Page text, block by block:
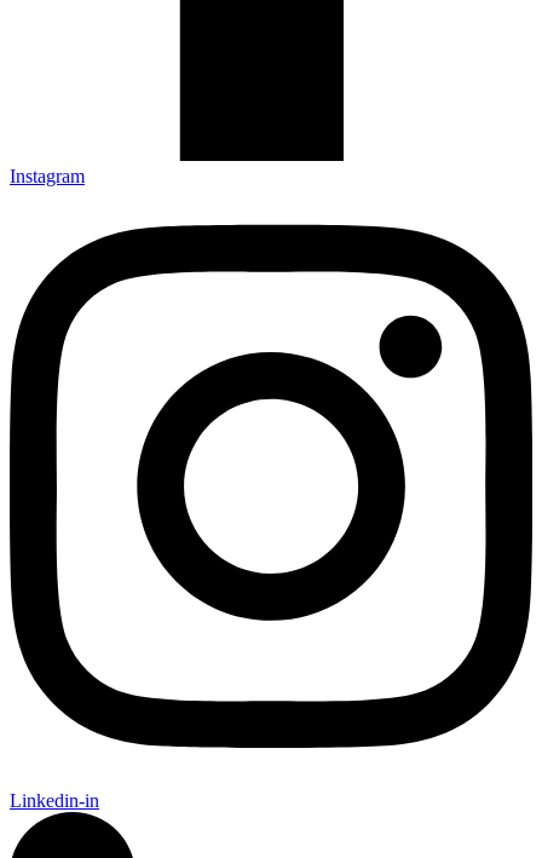
Instagram
Linkedin-in